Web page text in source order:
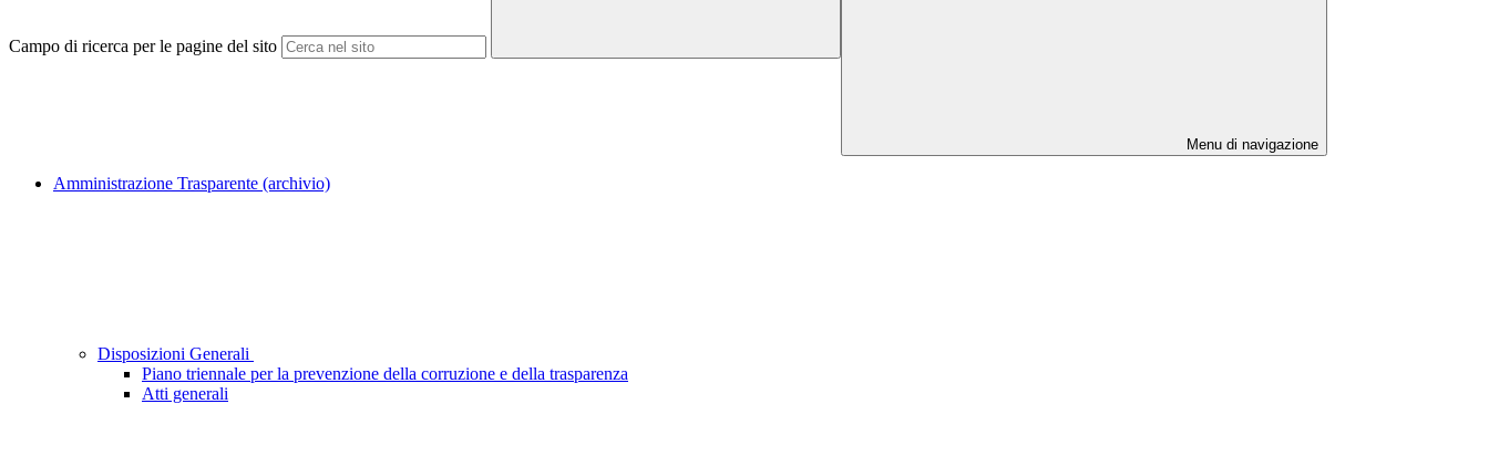
Campo di ricerca per le pagine del sito
Menu di navigazione
Amministrazione Trasparente (archivio)
Disposizioni Generali
Piano triennale per la prevenzione della corruzione e della trasparenza
Atti generali